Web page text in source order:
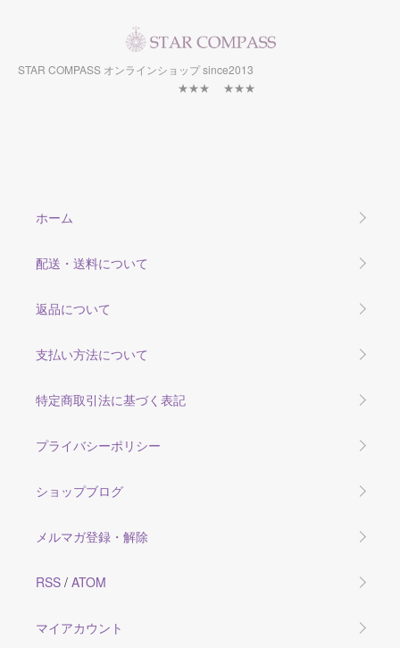
STAR COMPASS オンラインショップ since2013
★★★ ★★★
ホーム
配送・送料について
返品について
支払い方法について
特定商取引法に基づく表記
プライバシーポリシー
ショップブログ
メルマガ登録・解除
RSS / ATOM
マイアカウント